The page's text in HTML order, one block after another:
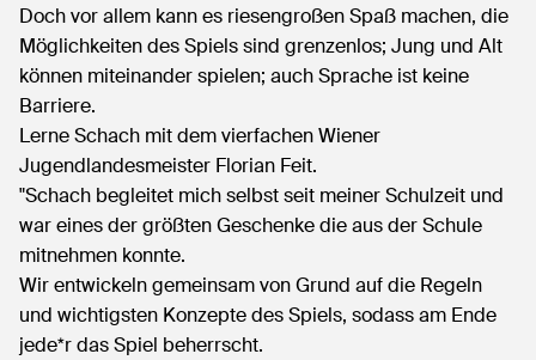
Doch vor allem kann es riesengroßen Spaß machen, die
Möglichkeiten des Spiels sind grenzenlos; Jung und Alt
können miteinander spielen; auch Sprache ist keine
Barriere.
Lerne Schach mit dem vierfachen Wiener
Jugendlandesmeister Florian Feit.
"Schach begleitet mich selbst seit meiner Schulzeit und
war eines der größten Geschenke die aus der Schule
mitnehmen konnte.
Wir entwickeln gemeinsam von Grund auf die Regeln
und wichtigsten Konzepte des Spiels, sodass am Ende
jede*r das Spiel beherrscht.